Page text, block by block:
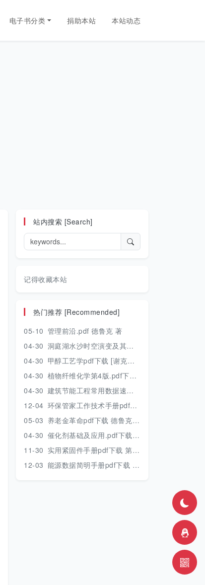
电子书分类 捐助本站 本站动态
站内搜索 [Search]
记得收藏本站
热门推荐 [Recommended]
05-10 管理前沿.pdf 德鲁克 著
04-30 洞庭湖水沙时空演变及其对水资源安全的影响研究.pdf 胡光伟 著 2017年版
04-30 甲醇工艺学pdf下载 [谢克昌 房鼎业主编] 2010年版
04-30 植物纤维化学第4版.pdf下载 [裴继诚主编] 2012年版
04-30 建筑节能工程常用数据速查手册.pdf下载 [陈慢勤著] 2010年版
12-04 环保管家工作技术手册pdf下载 2019年版
05-03 养老金革命pdf下载 德鲁克 著
04-30 催化剂基础及应用.pdf下载 [季生福 张谦温 赵彬侠编] 2011年版
11-30 实用紧固件手册pdf下载 第三版 2018年版
12-03 能源数据简明手册pdf下载 2017版